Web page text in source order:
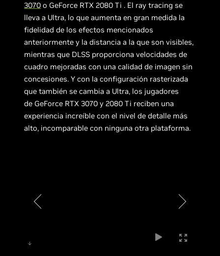
3070 o GeForce RTX 2080 Ti . El ray tracing se
lleva a Ultra, lo que aumenta en gran medida la
fidelidad de los efectos mencionados
anteriormente y la distancia a la que son visibles,
mientras que DLSS proporciona velocidades de
cuadro mejoradas con una calidad de imagen sin
concesiones. Y con la configuración rasterizada
que también se cambia a Ultra, los jugadores
de GeForce RTX 3070 y 2080 Ti reciben una
experiencia increíble con el nivel de detalle más
alto, incomparable con ninguna otra plataforma.